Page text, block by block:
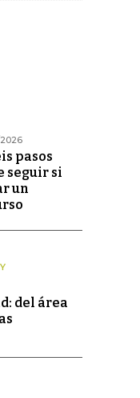
pasos
seguir si
un
del área